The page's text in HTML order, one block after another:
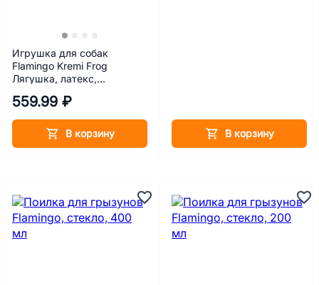
Игрушка для собак
Flamingo Kremi Frog
Лягушка, латекс,
559.99 ₽
В корзину В корзину